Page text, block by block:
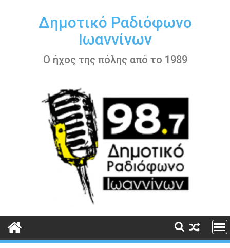
περιεχόμενοΔημοτικό Ραδιόφωνο
Ιωαννίνων
Ο ήχος της πόλης από το 1989